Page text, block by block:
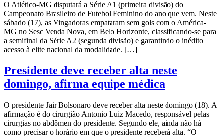
O Atlético-MG disputará a Série A1 (primeira divisão) do
Campeonato Brasileiro de Futebol Feminino do ano que vem. Neste
sábado (17), as Vingadoras empataram sem gols com o América-
MG no Sesc Venda Nova, em Belo Horizonte, classificando-se para
a semifinal da Série A2 (segunda divisão) e garantindo o inédito
acesso à elite nacional da modalidade. […]
Presidente deve receber alta neste
domingo, afirma equipe médica
O presidente Jair Bolsonaro deve receber alta neste domingo (18). A
afirmação é do cirurgião Antonio Luiz Macedo, responsável pelas
cirurgias no abdômen do presidente. Segundo ele, ainda não há
como precisar o horário em que o presidente receberá alta. “O